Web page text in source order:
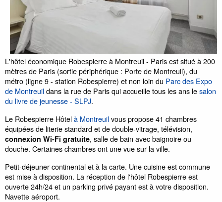
L'hôtel économique Robespierre à Montreuil - Paris est situé à 200
mètres de Paris (sortie périphérique : Porte de Montreuil), du
métro (ligne 9 - station Robespierre) et non loin du Parc des Expo
de Montreuildans la rue de Paris qui accueille tous les ans lesalon
du livre de jeunesse - SLPJ.
Le Robespierre Hôtelà Montreuilvous propose 41 chambres
équipées de literie standard et de double-vitrage, télévision,
connexion Wi-Fi gratuite, salle de bain avec baignoire ou
douche. Certaines chambres ont une vue sur la ville.
Petit-déjeuner continental et à la carte. Une cuisine est commune
est mise à disposition. La réception de l'hôtel Robespierre est
ouverte 24h/24 et un parking privé payant est à votre disposition.
Navette aéroport.